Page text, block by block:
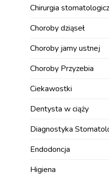
Chirurgia
Choroby dziąseł
Choroby jamy ustnej
Choroby Przyzebia
Ciekawostki
Dentysta w ciąży
Diagnostyka
Endodoncja
Higiena